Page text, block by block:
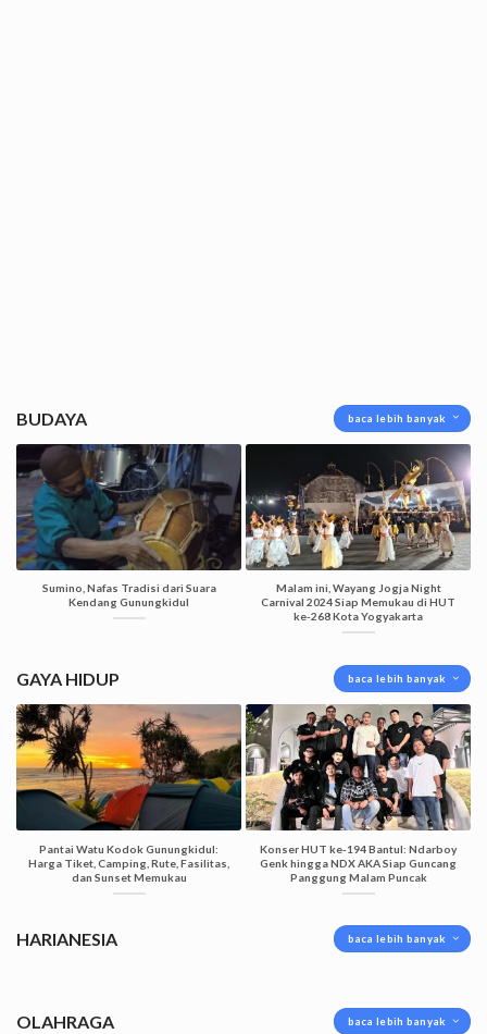
BUDAYA baca lebih banyak
Sumino, Nafas Tradisi dari Suara
Kendang Gunungkidul
Malam ini, Wayang Jogja Night
Carnival 2024 Siap Memukau di HUT
ke-268 Kota Yogyakarta
GAYA HIDUP baca lebih banyak
Pantai Watu Kodok Gunungkidul:
Harga Tiket, Camping, Rute, Fasilitas,
dan Sunset Memukau
Konser HUT ke-194 Bantul: Ndarboy
Genk hingga NDX AKA Siap Guncang
Panggung Malam Puncak
HARIANESIA baca lebih banyak
OLAHRAGA baca lebih banyak